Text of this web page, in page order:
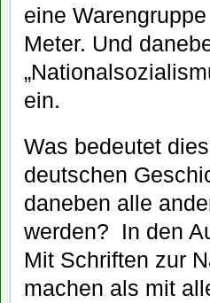
eine
Meter. Und
ein.
Was bedeutet
deutschen
daneben alle
werden? In den
Mit Schriften zur
machen als mit